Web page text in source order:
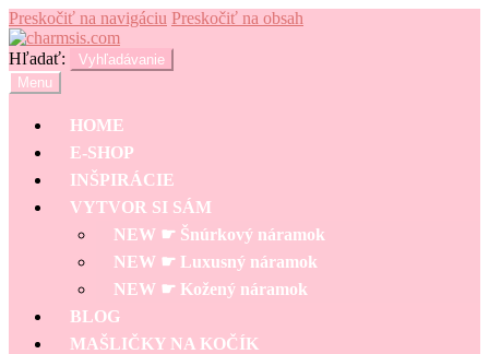
Preskočiť na navigáciu Preskočiť na obsah
Hľadať:
Vyhľadávanie
Menu
HOME
E-SHOP
INŠPIRÁCIE
VYTVOR SI SÁM
NEW ☛ Šnúrkový náramok
NEW ☛ Luxusný náramok
NEW ☛ Kožený náramok
BLOG
MAŠLIČKY NA KOČÍK